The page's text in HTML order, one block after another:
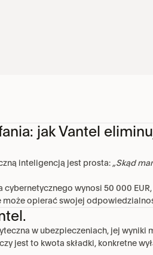
jak Vantel
inteligencją jest prosta: „Skąd
wynosi 50 000
opierać swojej
w ubezpieczeniach, jej wyniki
jest to kwota składki, konkretne